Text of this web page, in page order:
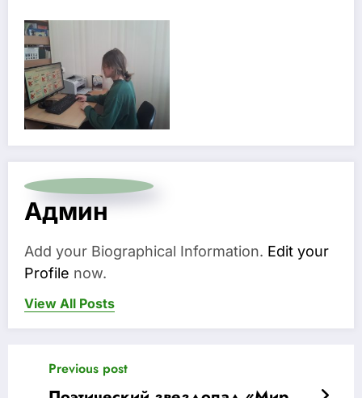
Админ
Add your Biographical Information. Edit your
Profile now.
View All Posts
Previous post